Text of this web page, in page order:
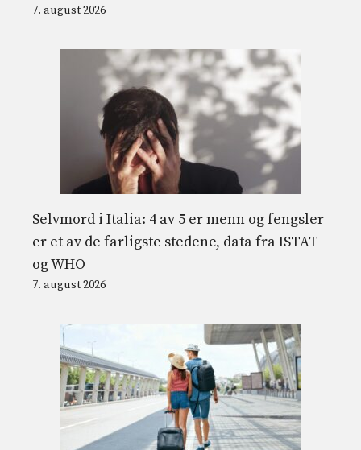
7. august 2026
Selvmord i Italia: 4 av 5 er menn og fengsler
er et av de farligste stedene, data fra ISTAT
og WHO
7. august 2026